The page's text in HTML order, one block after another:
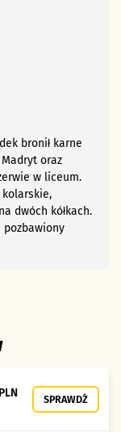
bronił karne
oraz
w liceum.
dwóch kółkach.
pozbawiony
SPRAWDŹ